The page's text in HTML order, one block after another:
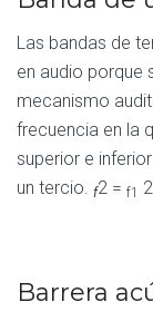
Las bandas de
en audio porque
mecanismo
frecuencia en la
superior e
un tercio.
f2 = f1 2
Barrera